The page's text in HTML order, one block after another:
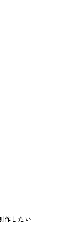
作したい